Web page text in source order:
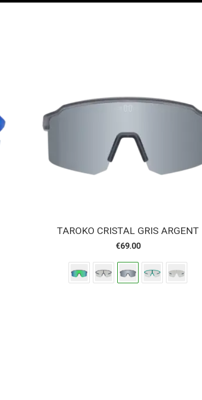
TAROKO CRISTAL GRIS ARGENT
€69.00